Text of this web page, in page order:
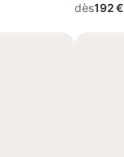
dès192 €